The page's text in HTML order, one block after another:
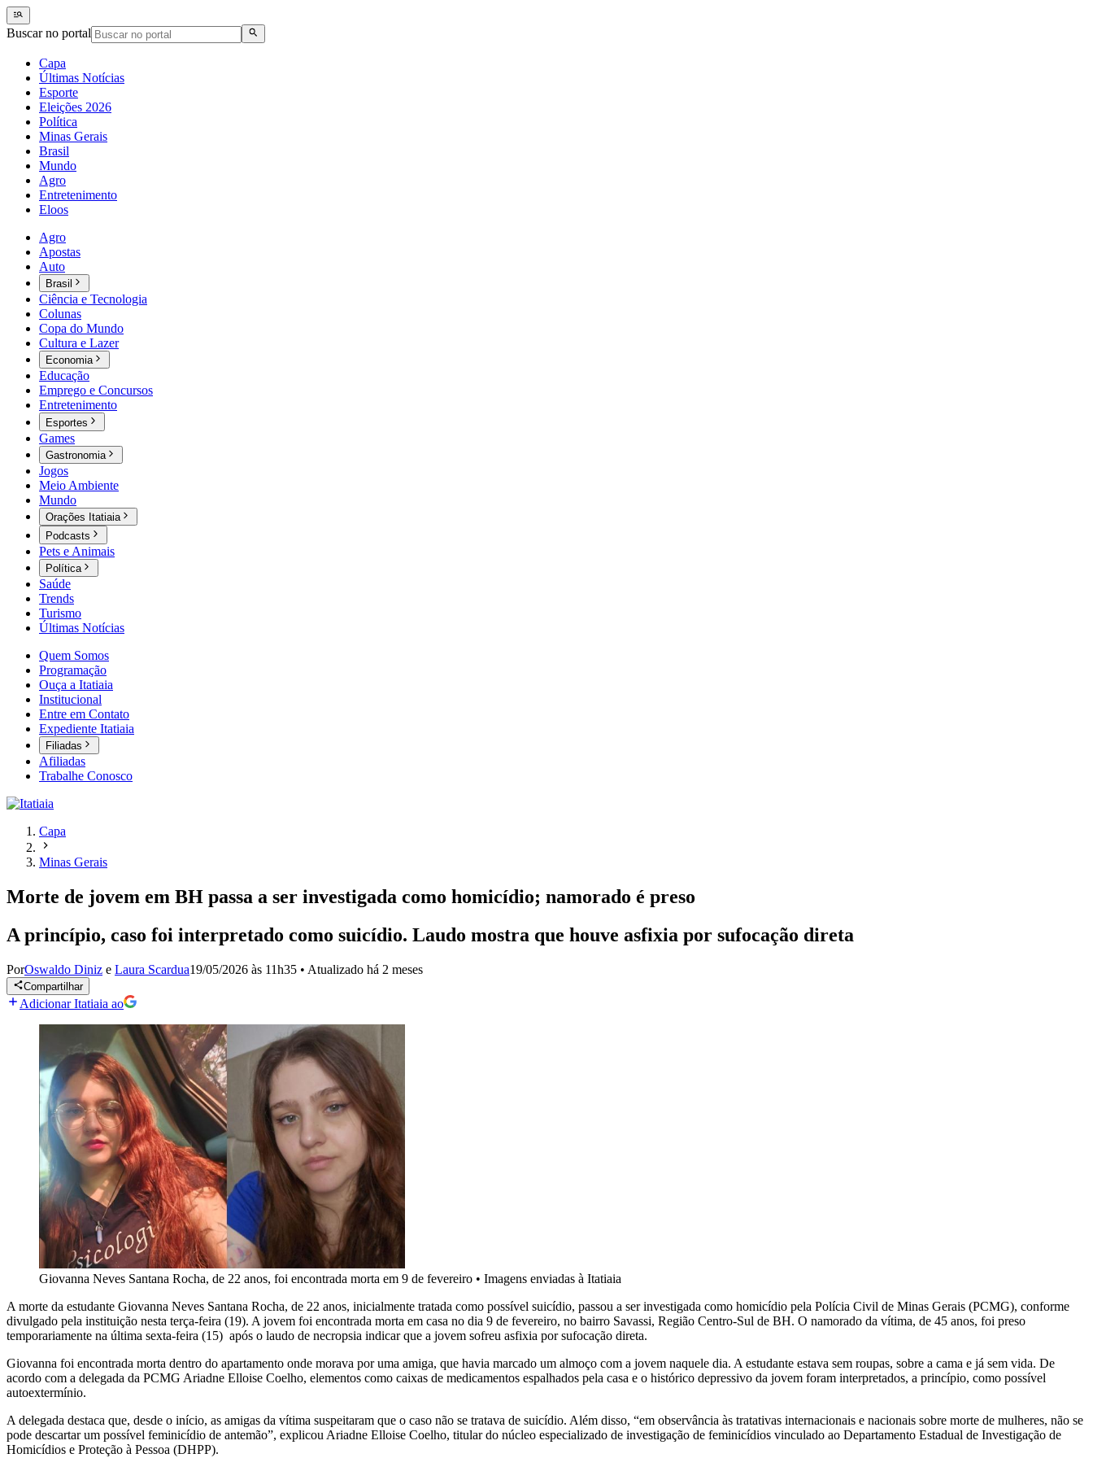
Buscar no portal
Capa
Últimas Notícias
Esporte
Eleições 2026
Política
Minas Gerais
Brasil
Mundo
Agro
Entretenimento
Eloos
Agro
Apostas
Auto
Brasil
Ciência e Tecnologia
Colunas
Copa do Mundo
Cultura e Lazer
Economia
Educação
Emprego e Concursos
Entretenimento
Esportes
Games
Gastronomia
Jogos
Meio Ambiente
Mundo
Orações Itatiaia
Podcasts
Pets e Animais
Política
Saúde
Trends
Turismo
Últimas Notícias
Quem Somos
Programação
Ouça a Itatiaia
Institucional
Entre em Contato
Expediente Itatiaia
Filiadas
Afiliadas
Trabalhe Conosco
Capa
Minas Gerais
Morte de jovem em BH passa a ser investigada como homicídio; namorado é preso
A princípio, caso foi interpretado como suicídio. Laudo mostra que houve asfixia por sufocação direta
PorOswaldo Diniz e Laura Scardua19/05/2026 às 11h35 • Atualizado há 2 meses
Compartilhar
Adicionar Itatiaia ao
Giovanna Neves Santana Rocha, de 22 anos, foi encontrada morta em 9 de fevereiro • Imagens enviadas à Itatiaia
A morte da estudante Giovanna Neves Santana Rocha, de 22 anos, inicialmente tratada como possível suicídio, passou a ser investigada como homicídio pela Polícia Civil de Minas Gerais (PCMG), conforme
divulgado pela instituição nesta terça-feira (19). A jovem foi encontrada morta em casa no dia 9 de fevereiro, no bairro Savassi, Região Centro-Sul de BH. O namorado da vítima, de 45 anos, foi preso
temporariamente na última sexta-feira (15) após o laudo de necropsia indicar que a jovem sofreu asfixia por sufocação direta.
Giovanna foi encontrada morta dentro do apartamento onde morava por uma amiga, que havia marcado um almoço com a jovem naquele dia. A estudante estava sem roupas, sobre a cama e já sem vida. De
acordo com a delegada da PCMG Ariadne Elloise Coelho, elementos como caixas de medicamentos espalhados pela casa e o histórico depressivo da jovem foram interpretados, a princípio, como possível
autoextermínio.
A delegada destaca que, desde o início, as amigas da vítima suspeitaram que o caso não se tratava de suicídio. Além disso, “em observância às tratativas internacionais e nacionais sobre morte de mulheres, não se
pode descartar um possível feminicídio de antemão”, explicou Ariadne Elloise Coelho, titular do núcleo especializado de investigação de feminicídios vinculado ao Departamento Estadual de Investigação de
Homicídios e Proteção à Pessoa (DHPP).